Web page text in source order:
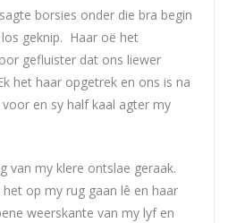
borsies onder die bra begin
geknip. Haar oë het
gefluister dat ons liewer
het haar opgetrek en ons is na
en sy half kaal agter my
van my klere ontslae geraak.
op my rug gaan lê en haar
weerskante van my lyf en